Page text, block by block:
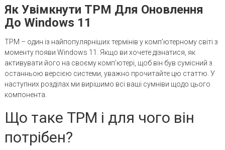
Як Увімкнути TPM Для Оновлення
До Windows 11
TPM – один із найпопулярніших термінів у комп’ютерному світі з
моменту появи Windows 11. Якщо ви хочете дізнатися, як
активувати його на своєму комп’ютері, щоб він був сумісний з
останньою версією системи, уважно прочитайте цю статтю. У
наступних розділах ми вирішимо всі ваші сумніви щодо цього
компонента.
Що таке TPM і для чого він
потрібен?